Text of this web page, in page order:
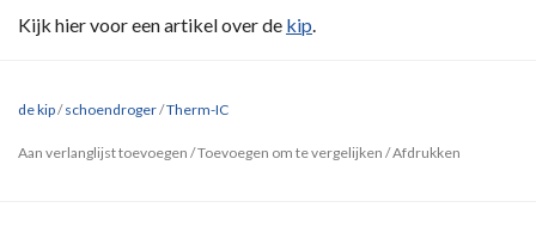
Kijk hier voor een artikel over de kip.
de kip/schoendroger/Therm-IC
Aan verlanglijst toevoegen /Toevoegen om te vergelijken /Afdrukken